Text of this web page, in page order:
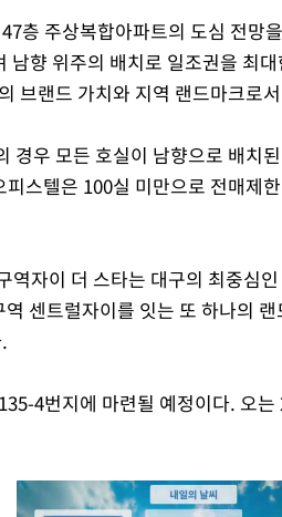
층 주상복합아파트의 도심 전망
남향 위주의 배치로 일조권을 최
브랜드 가치와 지역 랜드마크로
경우 모든 호실이 남향으로 배치
스텔은 100실 미만으로 전매제
역자이 더 스타는 대구의 최중심
센트럴자이를 잇는 또 하나의
4번지에 마련될 예정이다. 오